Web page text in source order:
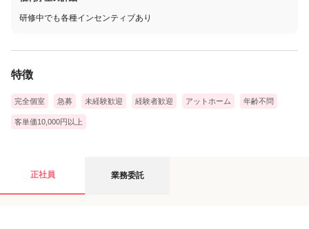
研修中でも各種インセンティブあり
特徴
完全個室 急募 未経験歓迎 経験者歓迎 アットホーム 年齢不問
客単価10,000円以上
正社員 業務委託